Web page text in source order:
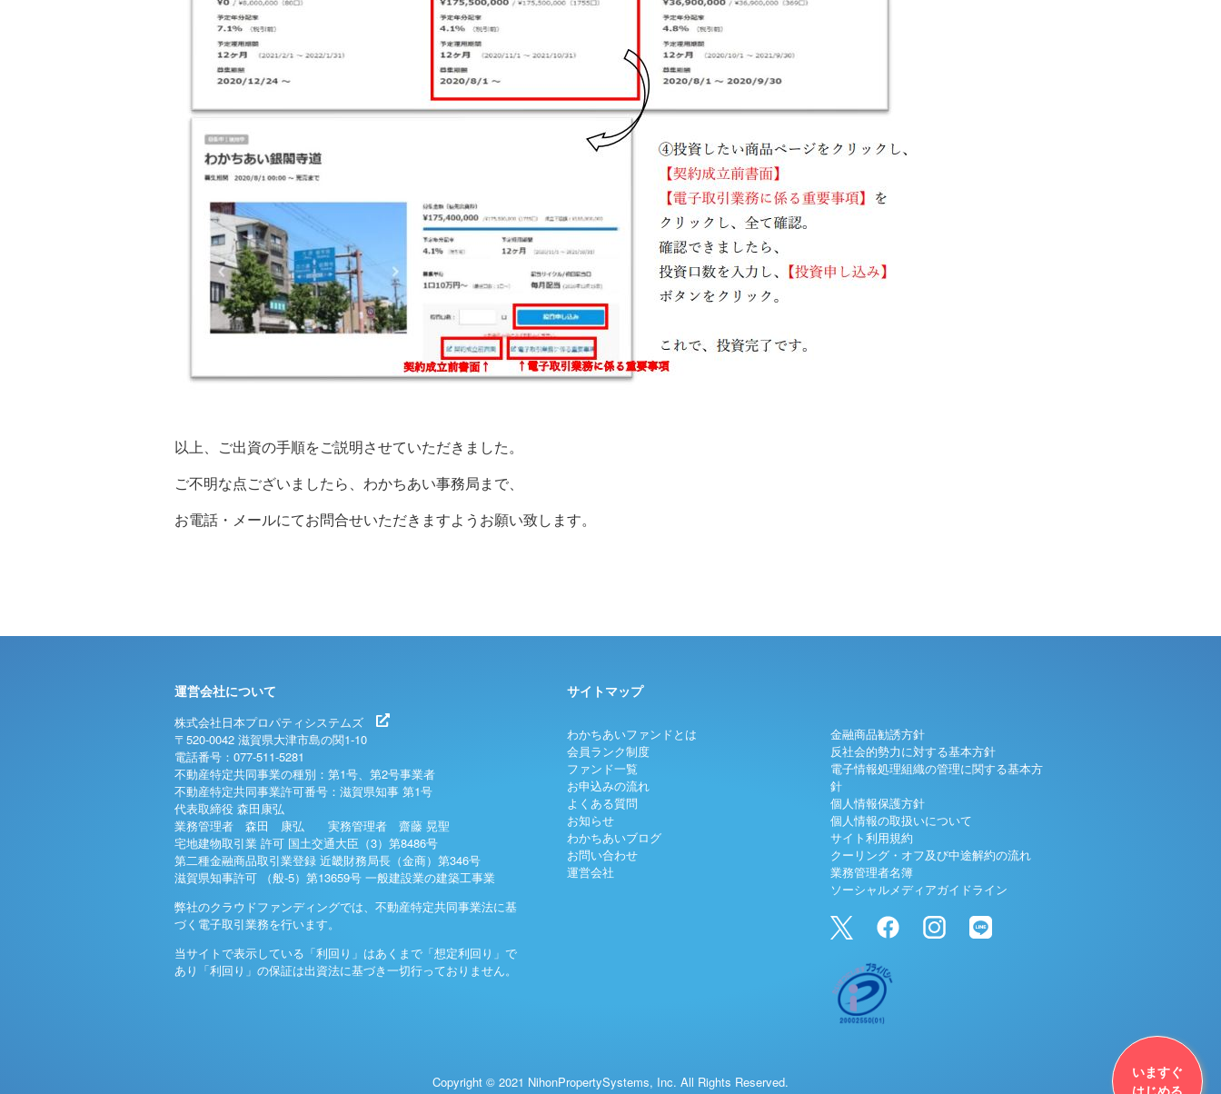
以上、ご出資の手順をご説明させていただきました。
ご不明な点ございましたら、わかちあい事務局まで、
お電話・メールにてお問合せいただきますようお願い致します。
いますぐ
はじめる
運営会社について
株式会社日本プロパティシステムズ
〒520-0042 滋賀県大津市島の関1-10
電話番号：077-511-5281
不動産特定共同事業の種別：第1号、第2号事業者
不動産特定共同事業許可番号：滋賀県知事 第1号
代表取締役 森田康弘
業務管理者 森田 康弘 実務管理者 齋藤 晃聖
宅地建物取引業 許可 国土交通大臣（3）第8486号
第二種金融商品取引業登録 近畿財務局長（金商）第346号
滋賀県知事許可 （般-5）第13659号 一般建設業の建築工事業
弊社のクラウドファンディングでは、不動産特定共同事業法に基
づく電子取引業務を行います。
当サイトで表示している「利回り」はあくまで「想定利回り」で
あり「利回り」の保証は出資法に基づき一切行っておりません。
サイトマップ
わかちあいファンドとは
会員ランク制度
ファンド一覧
お申込みの流れ
よくある質問
お知らせ
わかちあいブログ
お問い合わせ
運営会社
金融商品勧誘方針
反社会的勢力に対する基本方針
電子情報処理組織の管理に関する基本方
針
個人情報保護方針
個人情報の取扱いについて
サイト利用規約
クーリング・オフ及び中途解約の流れ
業務管理者名簿
ソーシャルメディアガイドライン
Copyright © 2021 NihonPropertySystems, Inc. All Rights Reserved.